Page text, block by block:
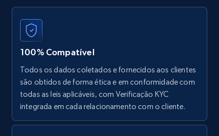
100% Compatível
Todos os dados coletados e fornecidos aos clientes
são obtidos de forma ética e em conformidade com
todas as leis aplicáveis, com Verificação KYC
integrada em cada relacionamento com o cliente.